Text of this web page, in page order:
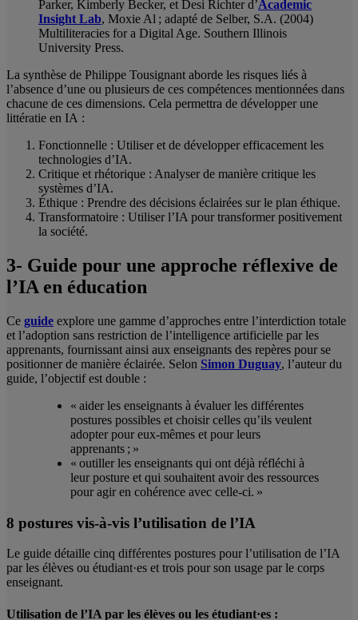
Parker, Kimberly Becker, et Desi Richter d’Academic
Insight Lab, Moxie Al ; adapté de Selber, S.A. (2004)
Multiliteracies for a Digital Age. Southern Illinois
University Press.
La synthèse de Philippe Tousignant aborde les risques liés à
l’absence d’une ou plusieurs de ces compétences mentionnées dans
chacune de ces dimensions. Cela permettra de développer une
littératie en IA :
Fonctionnelle : Utiliser et de développer efficacement les
technologies d’IA.
Critique et rhétorique : Analyser de manière critique les
systèmes d’IA.
Éthique : Prendre des décisions éclairées sur le plan éthique.
Transformatoire : Utiliser l’IA pour transformer positivement
la société.
3- Guide pour une approche réflexive de
l’IA en éducation
Ce guide explore une gamme d’approches entre l’interdiction totale
et l’adoption sans restriction de l’intelligence artificielle par les
apprenants, fournissant ainsi aux enseignants des repères pour se
positionner de manière éclairée. Selon Simon Duguay, l’auteur du
guide, l’objectif est double :
« aider les enseignants à évaluer les différentes
postures possibles et choisir celles qu’ils veulent
adopter pour eux-mêmes et pour leurs
apprenants ; »
« outiller les enseignants qui ont déjà réfléchi à
leur posture et qui souhaitent avoir des ressources
pour agir en cohérence avec celle-ci. »
8 postures vis-à-vis l’utilisation de l’IA
Le guide détaille cinq différentes postures pour l’utilisation de l’IA
par les élèves ou étudiant·es et trois pour son usage par le corps
enseignant.
Utilisation de l’IA par les élèves ou les étudiant·es :